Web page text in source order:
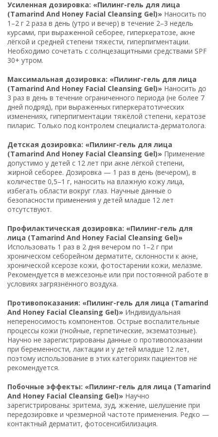
Усиленная дозировка: «Пилинг-гель для лица
(Tamarind And Honey Facial Cleansing Gel)» Наносить по
1–2 г 2 раза в день (утро и вечер) в течение 2–3 недель
курсами, при выраженной себорее, гиперкератозе, акне
лёгкой и средней степени тяжести, гиперпигментации.
Необходимо сочетать с солнцезащитными средствами SPF
30+ утром.
Максимальная дозировка: «Пилинг-гель для лица
(Tamarind And Honey Facial Cleansing Gel)» Наносить до
3 раз в день в течение ограниченного периода (не более 7
дней подряд), при выраженных гиперкератотических
изменениях, гиперпигментации тяжёлой степени, кератозе
пиларис. Только под контролем специалиста-дерматолога.
Детская дозировка: «Пилинг-гель для лица
(Tamarind And Honey Facial Cleansing Gel)» Применение
допустимо у детей с 12 лет при акне лёгкой степени,
жирной себорее. Дозировка — 1 раз в день (вечером), в
количестве 0,5–1 г, наносить на влажную кожу лица,
избегать области вокруг глаз. Научные данные о
безопасности применения у детей младше 12 лет
отсутствуют.
Профилактическая дозировка: «Пилинг-гель для
лица (Tamarind And Honey Facial Cleansing Gel)»
Использовать 1 раз в 2 дня вечером по 1–2 г при
хроническом себорейном дерматите, склонности к акне,
хронической ксерозе кожи, фотостарении кожи, мелазме.
Рекомендуется в межсезонье или при постоянной работе в
условиях загрязнённого воздуха.
Противопоказания: «Пилинг-гель для лица (Tamarind
And Honey Facial Cleansing Gel)» Индивидуальная
непереносимость компонентов. Острые воспалительные
процессы кожи (гнойные, герпетические, экзематозные).
Научно не зарегистрированы данные о противопоказании
при беременности, лактации и у детей младше 12 лет,
поэтому использование в этих категориях пациентов не
рекомендуется.
Побочные эффекты: «Пилинг-гель для лица (Tamarind
And Honey Facial Cleansing Gel)» Научно
зарегистрированы: эритема, зуд, жжение, шелушение при
передозировке и чрезмерной частоте применения. Редко —
контактный дерматит, фотосенсибилизация.